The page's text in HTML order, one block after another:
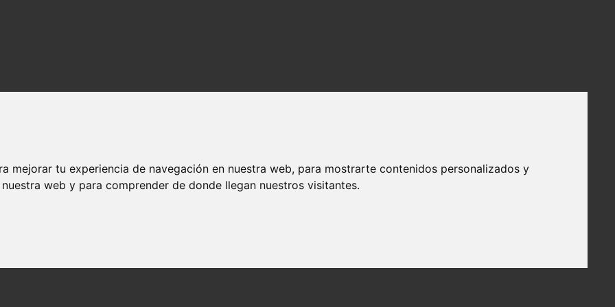
mejorar tu experiencia de navegación en nuestra web, para mostrarte contenidos personalizados y
web y para comprender de donde llegan nuestros visitantes.